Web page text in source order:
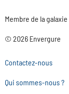
Membre de la galaxie
© 2026 Envergure
Contactez-nous
Qui sommes-nous ?